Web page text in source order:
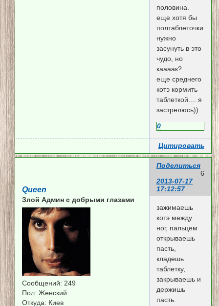
половина.
еще хотя бы
полтаблеточки
нужно
засунуть в это
чудо, но
каааак?
еще среднего
котэ кормить
таблеткой.... я
застрелюсь))
0
Цитировать
Поделиться
6
2013-07-17
17:12:57
Queen
Злой Админ c добрыми глазами
Сообщений: 249
Пол: Женский
Откуда: Киев
зажимаешь
котэ между
ног, пальцем
открываешь
пасть,
кладешь
таблетку,
закрываешь и
держишь
пасть.